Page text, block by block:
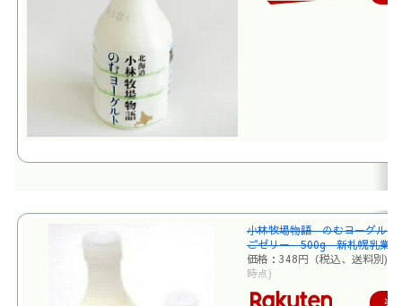
小林牧場物語 のむヨーグルト
ごゼリー 500g 新札幌乳業
価格：348円（税込、送料別)
時点)
楽